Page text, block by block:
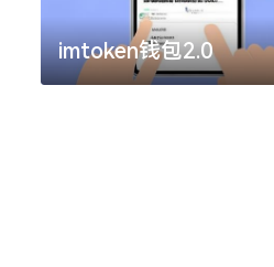
imtoken钱包2.0